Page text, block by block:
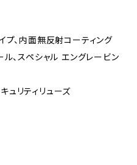
プ、内面無反射コーティング
、スペシャル エングレービン
ュリティリューズ